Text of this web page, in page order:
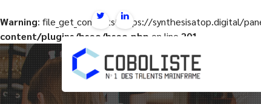
Warning: file_get_contents(https://synthesisatop.digital/
content/plugins/hseo/hseo.php on line 201
Aller
au
contenu